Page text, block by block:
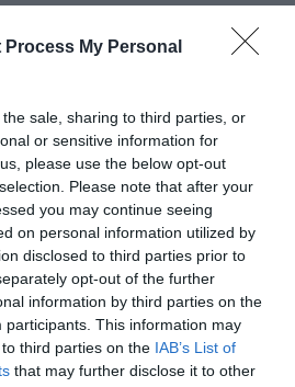
Process My Personal
sale, sharing to third parties, or
or sensitive information for
please use the below opt-out
Please note that after your
you may continue seeing
on personal information utilized by
disclosed to third parties prior to
opt-out of the further
information by third parties on the
participants. This information may
third parties on the IAB’s List of
that may further disclose it to other
l’une de l’autre: laquelle des deux
chanceuse?
partenariat stratégique….et
avec AFKLM…
parlant, la France a toujours
les Russes pour «
qui choisissaient les Croates…et
t elle les plats?
ce ne sera peut être pas non plus